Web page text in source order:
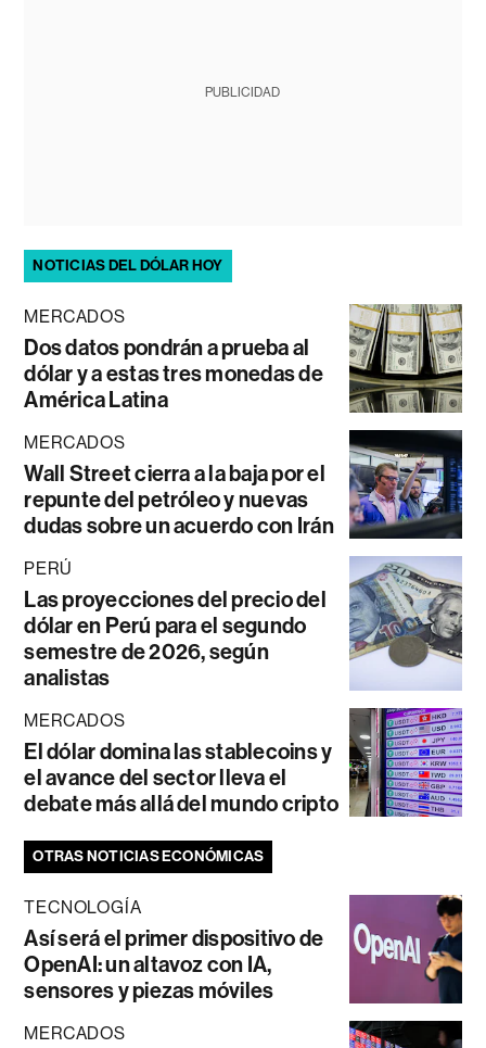
PUBLICIDAD
NOTICIAS DEL DÓLAR HOY
MERCADOS
Dos datos pondrán a prueba al
dólar y a estas tres monedas de
América Latina
MERCADOS
Wall Street cierra a la baja por el
repunte del petróleo y nuevas
dudas sobre un acuerdo con Irán
PERÚ
Las proyecciones del precio del
dólar en Perú para el segundo
semestre de 2026, según
analistas
MERCADOS
El dólar domina las stablecoins y
el avance del sector lleva el
debate más allá del mundo cripto
OTRAS NOTICIAS ECONÓMICAS
TECNOLOGÍA
Así será el primer dispositivo de
OpenAI: un altavoz con IA,
sensores y piezas móviles
MERCADOS